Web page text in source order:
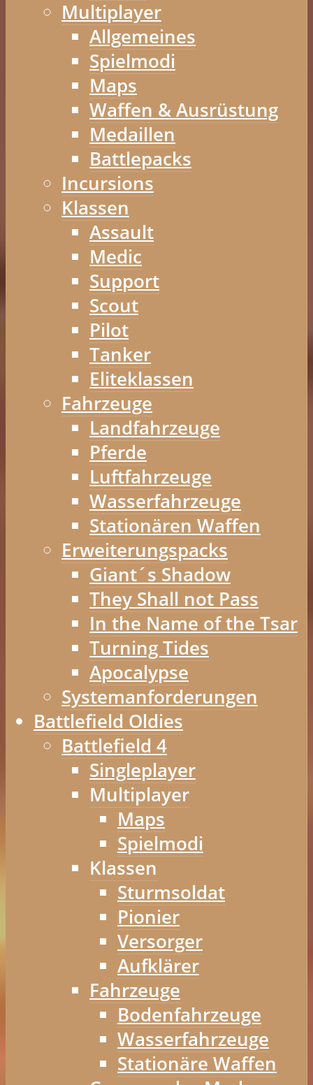
Multiplayer
Allgemeines
Spielmodi
Maps
Waffen & Ausrüstung
Medaillen
Battlepacks
Incursions
Klassen
Assault
Medic
Support
Scout
Pilot
Tanker
Eliteklassen
Fahrzeuge
Landfahrzeuge
Pferde
Luftfahrzeuge
Wasserfahrzeuge
Stationären Waffen
Erweiterungspacks
Giant´s Shadow
They Shall not Pass
In the Name of the Tsar
Turning Tides
Apocalypse
Systemanforderungen
Battlefield Oldies
Battlefield 4
Singleplayer
Multiplayer
Maps
Spielmodi
Klassen
Sturmsoldat
Pionier
Versorger
Aufklärer
Fahrzeuge
Bodenfahrzeuge
Wasserfahrzeuge
Stationäre Waffen